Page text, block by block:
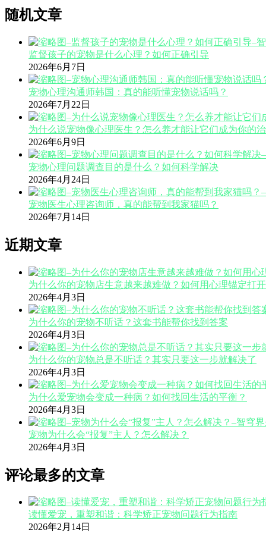
随机文章
监督孩子的宠物是什么心理？如何正确引导
2026年6月7日
宠物心理沟通师韩国：真的能听懂宠物说话吗？
2026年7月22日
为什么说宠物像心理医生？怎么养才能让它们成为你的
2026年6月9日
宠物心理问题调查目的是什么？如何科学解决
2026年4月24日
宠物医生心理咨询师，真的能帮到我家猫吗？
2026年7月14日
近期文章
为什么你的宠物店生意越来越难做？如何用心理锚定打
2026年4月3日
为什么你的宠物不听话？这套书能帮你找到答案
2026年4月3日
为什么你的宠物总是不听话？其实只要这一步就解决了
2026年4月3日
为什么爱宠物会变成一种病？如何找回生活的平衡？
2026年4月3日
宠物为什么会“报复”主人？怎么解决？
2026年4月3日
评论最多的文章
读懂爱宠，重塑和谐：科学矫正宠物问题行为指南
2026年2月14日